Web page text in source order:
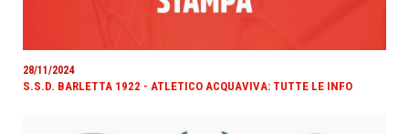
28/11/2024
S.S.D. BARLETTA 1922 - ATLETICO ACQUAVIVA: TUTTE LE INFO